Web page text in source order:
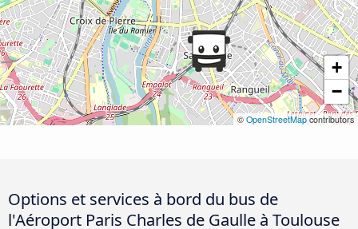
+
−
© OpenStreetMapcontributors
Options et services à bord du bus de
l'Aéroport Paris Charles de Gaulle à Toulouse